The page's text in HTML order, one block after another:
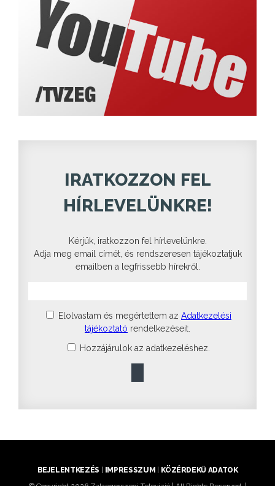
IRATKOZZON FEL
HÍRLEVELÜNKRE!
Kérjük, iratkozzon fel hírlevelünkre.
Adja meg email címét, és rendszeresen tájékoztatjuk
emailben a legfrissebb hírekről.
Elolvastam és megértettem az Adatkezelési
tájékoztató rendelkezéseit.
Hozzájárulok az adatkezeléshez.
BEJELENTKEZÉS | IMPRESSZUM | KÖZÉRDEKŰ ADATOK